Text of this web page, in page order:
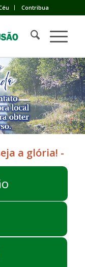
Contribua
a glória! -